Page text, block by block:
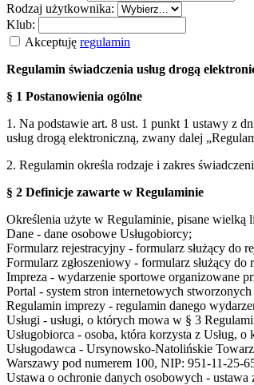
Rodzaj użytkownika:
Klub:
Akceptuję regulamin
Regulamin świadczenia usług drogą
§ 1 Postanowienia ogólne
1. Na podstawie art. 8 ust. 1 punkt 1 ustawy z
usług drogą elektroniczną, zwany dalej
2. Regulamin określa rodzaje i zakres
§ 2 Definicje zawarte w Regulaminie
Określenia użyte w Regulaminie, pisane wielką
Dane - dane osobowe Usługobiorcy;
Formularz rejestracyjny - formularz służący do
Formularz zgłoszeniowy - formularz służący
Impreza - wydarzenie sportowe organizowane
Portal - system stron internetowych
Regulamin imprezy - regulamin danego
Usługi - usługi, o których mowa w § 3
Usługobiorca - osoba, która korzysta z Usług,
Usługodawca - Ursynowsko-Natolińskie
Warszawy pod numerem 100, NIP: 951-11-25-
Ustawa o ochronie danych osobowych -